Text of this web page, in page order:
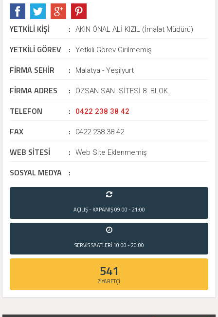
YETKİLİ KİŞİ : AKIN ÖNAL ALİ KIZIL (İmalat Müdürü)
YETKİLİ GÖREV : Yetkili Görev Girilmemiş
FİRMA SEHİR : Malatya - Yeşilyurt
FİRMA ADRES : ÖZSAN SAN. SİTESİ 8. BLOK..
TELEFON : 0422 238 38 42
FAX : 0422 238 38 42
WEB SİTESİ : Web Site Eklenmemiş
SOSYAL MEDYA :
AÇILIŞ - KAPANIŞ09:00 - 21:00
SERVİS SAATLERİ 10:00 - 20:00
541
ZİYARETÇİ